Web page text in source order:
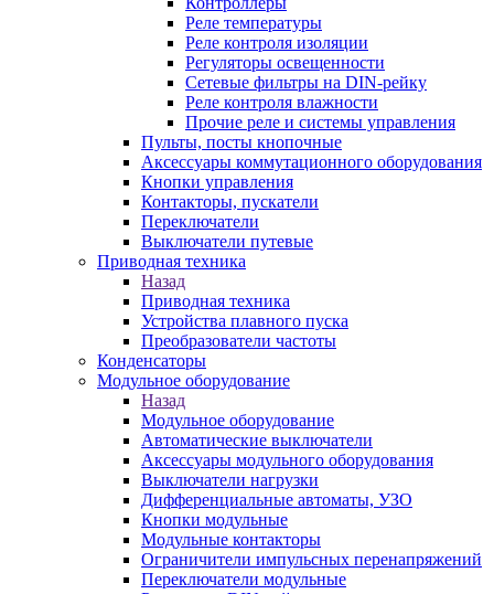
Реле температуры
Реле контроля изоляции
Регуляторы освещенности
Сетевые фильтры на DIN-рейку
Реле контроля влажности
Прочие реле и системы управления
Пульты, посты кнопочные
Аксессуары коммутационного оборудования
Кнопки управления
Контакторы, пускатели
Переключатели
Выключатели путевые
Приводная техника
Назад
Приводная техника
Устройства плавного пуска
Преобразователи частоты
Конденсаторы
Модульное оборудование
Назад
Модульное оборудование
Автоматические выключатели
Аксессуары модульного оборудования
Выключатели нагрузки
Дифференциальные автоматы, УЗО
Кнопки модульные
Модульные контакторы
Ограничители импульсных перенапряжений
Переключатели модульные